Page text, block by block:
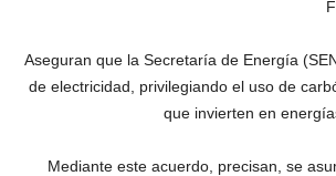
Aseguran que la Secretaría de Energía
de electricidad, privilegiando el uso de
que invierten en
Mediante este acuerdo, precisan, se